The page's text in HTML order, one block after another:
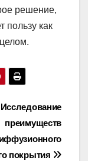
решение,
пользу как
Исследование
преимуществ
покрытия